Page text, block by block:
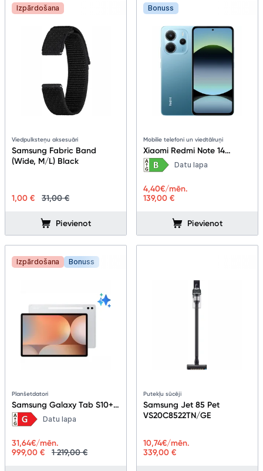
Izpārdošana
Viedpulksteņu aksesuāri
Samsung Fabric Band
(Wide, M/L) Black
1,00 € 31,00 €
Pievienot
Bonuss
Mobilie telefoni un viedtālruņi
Xiaomi Redmi Note 14
6+128GB Ocean Blue
Datu lapa
139,00 €
4,40€/mēn.
Pievienot
Izpārdošana Bonuss
Planšetdatori
Samsung Galaxy Tab S10+
5G 12+256GB Platinum Silver
Datu lapa
999,00 € 1 219,00 €
31,64€/mēn.
Putekļu sūcēji
Samsung Jet 85 Pet
VS20C8522TN/GE
339,00 €
10,74€/mēn.